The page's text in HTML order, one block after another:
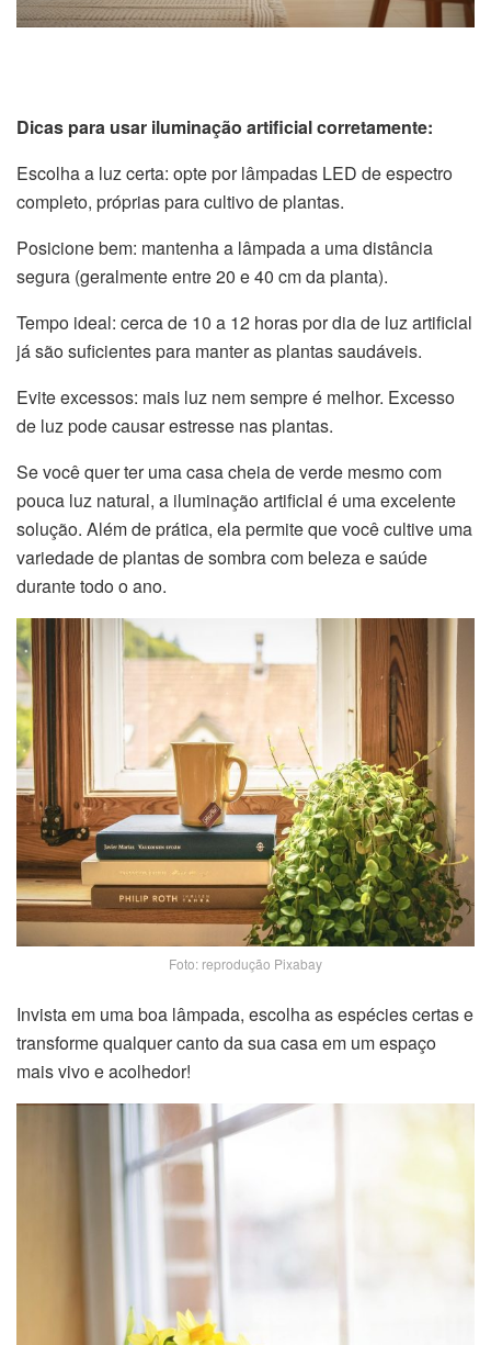
Dicas para usar iluminação artificial corretamente:
Escolha a luz certa: opte por lâmpadas LED de espectro
completo, próprias para cultivo de plantas.
Posicione bem: mantenha a lâmpada a uma distância
segura (geralmente entre 20 e 40 cm da planta).
Tempo ideal: cerca de 10 a 12 horas por dia de luz artificial
já são suficientes para manter as plantas saudáveis.
Evite excessos: mais luz nem sempre é melhor. Excesso
de luz pode causar estresse nas plantas.
Se você quer ter uma casa cheia de verde mesmo com
pouca luz natural, a iluminação artificial é uma excelente
solução. Além de prática, ela permite que você cultive uma
variedade de plantas de sombra com beleza e saúde
durante todo o ano.
Foto: reprodução Pixabay
Invista em uma boa lâmpada, escolha as espécies certas e
transforme qualquer canto da sua casa em um espaço
mais vivo e acolhedor!